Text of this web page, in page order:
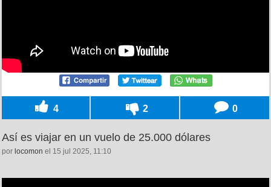
4 2 0
Así es viajar en un vuelo de 25.000 dólares
por locomon el 15 jul 2025, 11:10